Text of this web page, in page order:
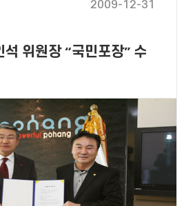
2009-12-31
석 위원장 “국민포장” 수